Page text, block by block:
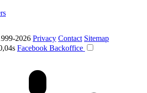
2026 Privacy Contact Sitemap
Facebook Backoffice